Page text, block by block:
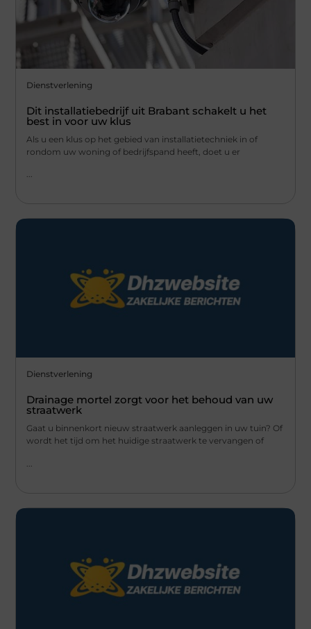
Dienstverlening
Dit installatiebedrijf uit Brabant schakelt u het
best in voor uw klus
Als u een klus op het gebied van installatietechniek in of
rondom uw woning of bedrijfspand heeft, doet u er
...
Dienstverlening
Drainage mortel zorgt voor het behoud van uw
straatwerk
Gaat u binnenkort nieuw straatwerk aanleggen in uw tuin? Of
wordt het tijd om het huidige straatwerk te vervangen of